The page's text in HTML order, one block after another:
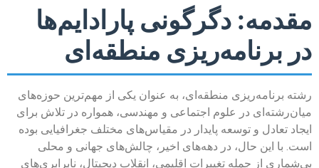
مقدمه: دگرگونی پارادایم‌ها
در برنامه‌ریزی منطقه‌ای
رشته برنامه‌ریزی منطقه‌ای، به عنوان یکی از مهم‌ترین حوزه‌های
میان‌رشته‌ای در علوم اجتماعی و مهندسی، همواره در تلاش برای
ایجاد تعادل و توسعه پایدار در مقیاس‌های مختلف جغرافیایی بوده
است. با این حال، در دهه‌های اخیر، چالش‌های جهانی و محلی
بی‌شماری از جمله تغییرات اقلیمی، انقلاب دیجیتال، نابرابری‌های